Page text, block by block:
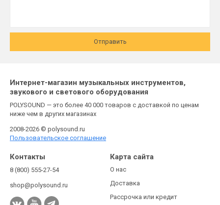
Отправить
Интернет-магазин музыкальных инструментов,
звукового и светового оборудования
POLYSOUND — это более 40 000 товаров с доставкой по ценам
ниже чем в других магазинах
2008-2026 © polysound.ru
Пользовательское соглашение
Контакты
8 (800) 555-27-54
shop@polysound.ru
Карта сайта
О нас
Доставка
Рассрочка или кредит